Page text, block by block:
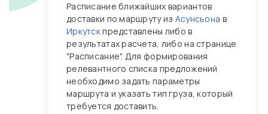
Расписание ближайших вариантов
доставки по маршруту из Асунсьона в
Иркутскпредставлены либо в
результатах расчета, либо на странице
"Расписание". Для формирования
релевантного списка предложений
необходимо задать параметры
маршрута и указать тип груза, который
требуется доставить.